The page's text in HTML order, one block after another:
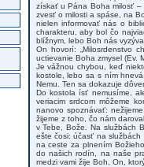
získať u Pána Boha milosť –
zvesť o milosti a spáse, na
nielen informovať nás o
charakteru, aby bol čo
blížnym, lebo Boh nás
On hovorí: „Milosrdenstvo
uctievanie Boha zmysel (Ev.
Je vážnou chybou, keď
kostole, lebo sa s ním
Nemu. Ten sa dokazuje
Do kostola ísť nemusíme,
veriacim srdcom môžeme
nanovo spoznávať:
žijeme z toho, čo nám
v Tebe, Bože. Na službách
ešte čosi: účasť na službách
na ceste za plnením
do našich rodín, na naše
medzi vami žije Boh, On,